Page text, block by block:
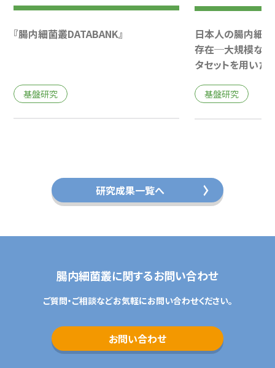
『腸内細菌叢DATABANK』
基盤研究
日本人の腸内細
存在─大規模な日
タセットを用い
基盤研究
研究成果一覧へ
腸内細菌叢に関するお問い合わせ
ご質問・ご相談などお気軽にお問い合わせください。
お問い合わせ